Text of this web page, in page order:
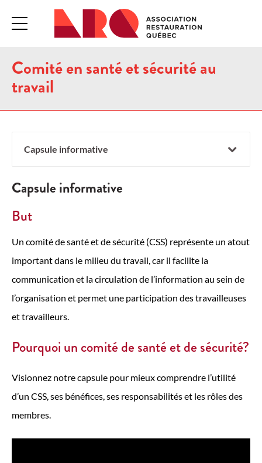
Comité en santé et sécurité au
travail
Capsule informative
Capsule informative
But
Un comité de santé et de sécurité (CSS) représente un atout
important dans le milieu du travail, car il facilite la
communication et la circulation de l’information au sein de
l’organisation et permet une participation des travailleuses
et travailleurs.
Pourquoi un comité de santé et de sécurité?
Visionnez notre capsule pour mieux comprendre l’utilité
d’un CSS, ses bénéfices, ses responsabilités et les rôles des
membres.